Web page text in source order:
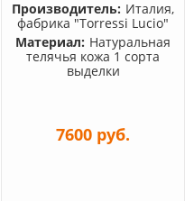
Производитель: Италия,
фабрика "Torressi Lucio"
Материал: Натуральная
телячья кожа 1 сорта
выделки
7600 руб.